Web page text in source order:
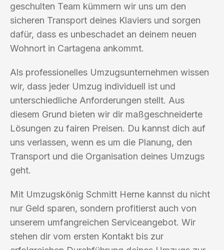
geschulten Team kümmern wir uns um den
sicheren Transport deines Klaviers und sorgen
dafür, dass es unbeschadet an deinem neuen
Wohnort in Cartagena ankommt.
Als professionelles Umzugsunternehmen wissen
wir, dass jeder Umzug individuell ist und
unterschiedliche Anforderungen stellt. Aus
diesem Grund bieten wir dir maßgeschneiderte
Lösungen zu fairen Preisen. Du kannst dich auf
uns verlassen, wenn es um die Planung, den
Transport und die Organisation deines Umzugs
geht.
Mit Umzugskönig Schmitt Herne kannst du nicht
nur Geld sparen, sondern profitierst auch von
unserem umfangreichen Serviceangebot. Wir
stehen dir vom ersten Kontakt bis zur